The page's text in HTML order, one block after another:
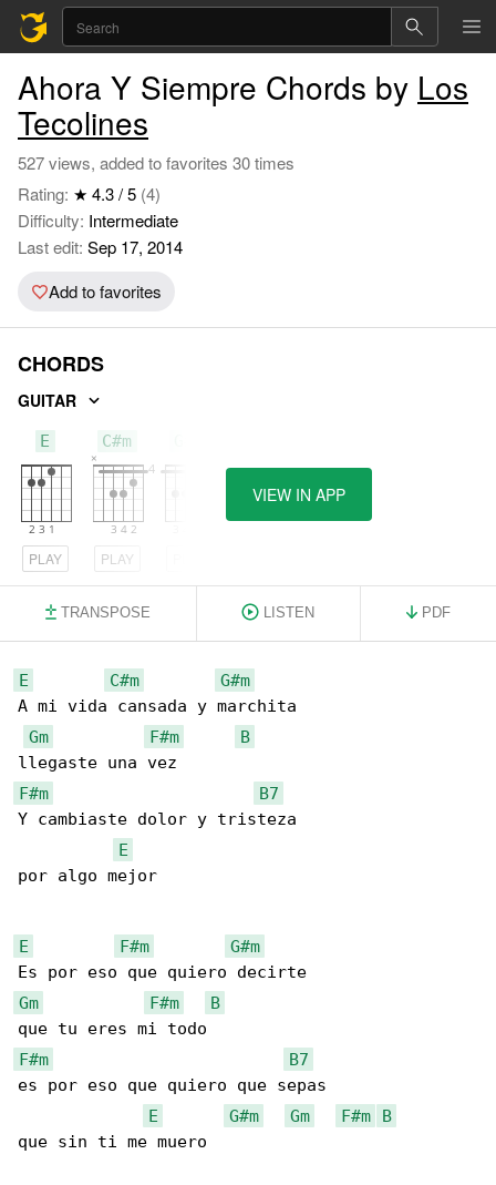
Ahora Y Siempre Chords by Los
Tecolines
527 views, added to favorites 30 times
Rating: ★ 4.3 / 5 (4)
Difficulty: Intermediate
Last edit: Sep 17, 2014
Add to favorites
CHORDS
GUITAR
E
PLAY
C#m
PLAY
VIEW IN APP
TRANSPOSE LISTEN PDF
E C#m
G#m
A mi vida cansada y marchita
Gm
F#m
B
F#m
B7
Y cambiaste dolor y tristeza
E
por algo mejor
E F#m
G#m
Gm
F#m
B
F#m
B7
es por eso que quiero que sepas
E
G#m Gm F#m
B
que sin ti me muero